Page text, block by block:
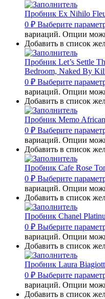
Пробник Ex Nihilo
0 ₽ Выберите
вариаций. Опции
Добавить в список
Пробник Let’s Settle
Bedroom, Naked By
0 ₽ Выберите
вариаций. Опции
Добавить в список
Пробник Memo
0 ₽ Выберите
вариаций. Опции
Добавить в список
Пробник Cafe Rose
0 ₽ Выберите
вариаций. Опции
Добавить в список
Пробник Chanel
0 ₽ Выберите
вариаций. Опции
Добавить в список
Пробник Laura
0 ₽ Выберите
вариаций. Опции
Добавить в список